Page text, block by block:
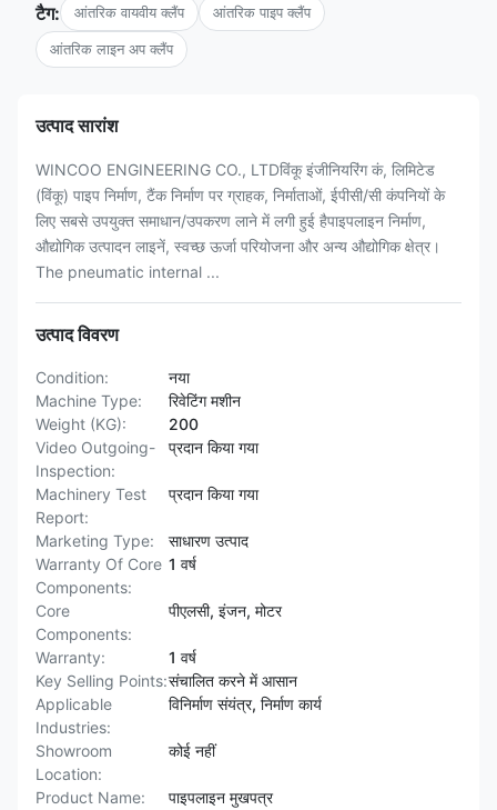
टैग: आंतरिक वायवीय क्लैंप आंतरिक पाइप क्लैंप
आंतरिक लाइन अप क्लैंप
उत्पाद सारांश
WINCOO ENGINEERING CO., LTDविंकू इंजीनियरिंग कं, लिमिटेड
(विंकू) पाइप निर्माण, टैंक निर्माण पर ग्राहक, निर्माताओं, ईपीसी/सी कंपनियों के
लिए सबसे उपयुक्त समाधान/उपकरण लाने में लगी हुई हैपाइपलाइन निर्माण,
औद्योगिक उत्पादन लाइनें, स्वच्छ ऊर्जा परियोजना और अन्य औद्योगिक क्षेत्र।
The pneumatic internal ...
उत्पाद विवरण
Condition:
नया
Machine Type:
रिवेटिंग मशीन
Weight (KG):
200
Video Outgoing-
Inspection:
प्रदान किया गया
Machinery Test
Report:
प्रदान किया गया
Marketing Type:
साधारण उत्पाद
Warranty Of Core
Components:
1 वर्ष
Core
Components:
पीएलसी, इंजन, मोटर
Warranty:
1 वर्ष
Key Selling Points:संचालित करने में आसान
Applicable
Industries:
विनिर्माण संयंत्र, निर्माण कार्य
Showroom
Location:
कोई नहीं
Product Name:
पाइपलाइन मुखपत्र